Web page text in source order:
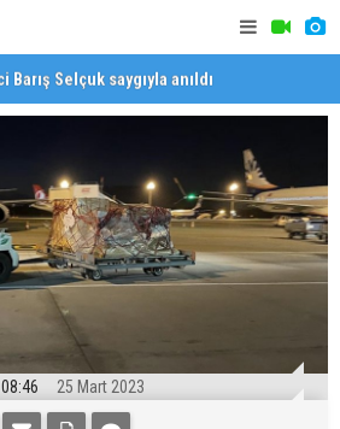
Barış Selçuk saygıyla anıldı
08:46 25 Mart 2023